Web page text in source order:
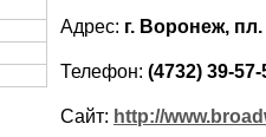
Адрес: г. Воронеж,
Телефон: (4732) 39-57-
Сайт: http://